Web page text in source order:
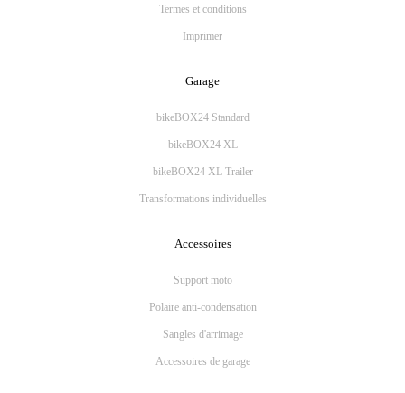
Termes et conditions
Imprimer
Garage
bikeBOX24 Standard
bikeBOX24 XL
bikeBOX24 XL Trailer
Transformations individuelles
Accessoires
Support moto
Polaire anti-condensation
Sangles d'arrimage
Accessoires de garage